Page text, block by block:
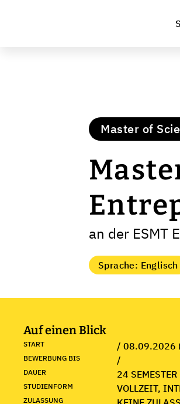
Master of
an der ESMT
Sprache: Englisch
Auf einen Blick
START / 08.09.2026
BEWERBUNG BIS /
DAUER 24 SEMESTER
STUDIENFORM VOLLZEIT,
ZULASSUNG